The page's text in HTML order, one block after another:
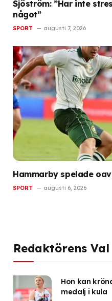
Sjöström: ”Har inte
något”
SPORT augusti 7, 2026
Hammarby spelade
SPORT augusti 6, 2026
Redaktörens Val
Hon kan
medalj i kula